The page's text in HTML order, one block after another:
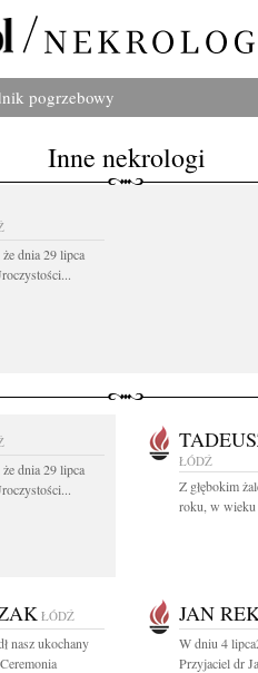
pogrzebowy
Inne nekrologi
dnia 29 lipca
dnia 29 lipca
ŁÓDŹ
Z głębokim
roku, w wieku
ŁÓDŹ
nasz ukochany
JAN
W dniu 4
Przyjaciel dr